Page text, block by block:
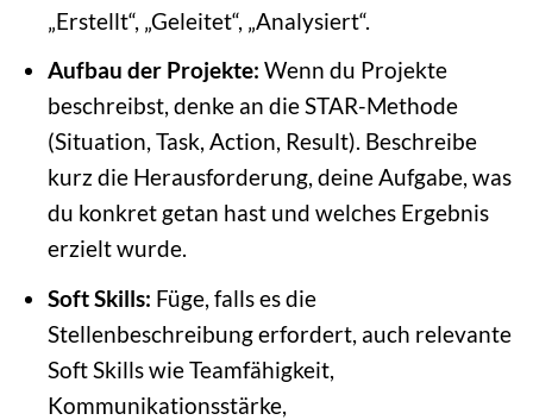
„Erstellt“, „Geleitet“, „Analysiert“.
Aufbau der Projekte: Wenn du Projekte
beschreibst, denke an die STAR-Methode
(Situation, Task, Action, Result). Beschreibe
kurz die Herausforderung, deine Aufgabe, was
du konkret getan hast und welches Ergebnis
erzielt wurde.
Soft Skills: Füge, falls es die
Stellenbeschreibung erfordert, auch relevante
Soft Skills wie Teamfähigkeit,
Kommunikationsstärke,